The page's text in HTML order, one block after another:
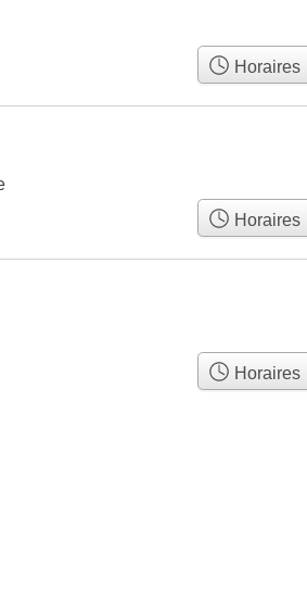
Horaires
Horaires
Horaires